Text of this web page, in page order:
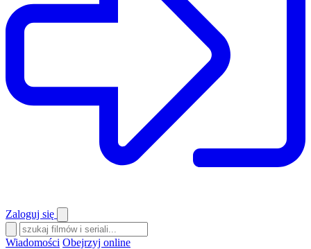
Zaloguj się
Wiadomości Obejrzyj online